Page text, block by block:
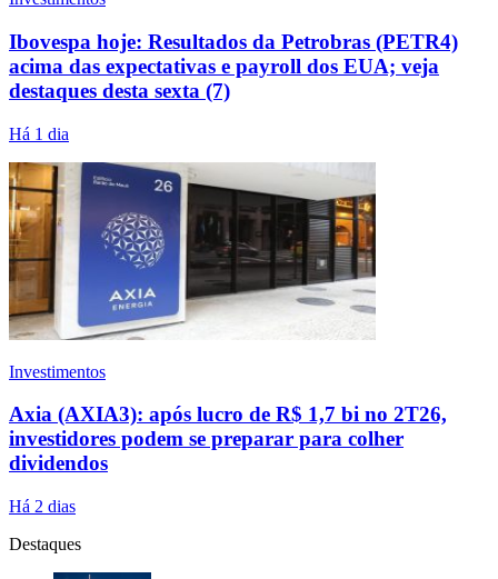
Ibovespa hoje: Resultados da Petrobras (PETR4)
acima das expectativas e payroll dos EUA; veja
destaques desta sexta (7)
Há 1 dia
Investimentos
Axia (AXIA3): após lucro de R$ 1,7 bi no 2T26,
investidores podem se preparar para colher
dividendos
Há 2 dias
Destaques